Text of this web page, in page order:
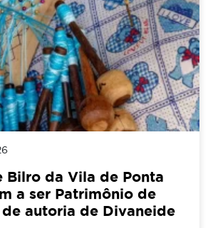
Bilro da Vila de Ponta
a ser Patrimônio de
autoria de Divaneide